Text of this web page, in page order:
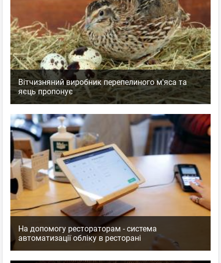
Вітчизняний виробник перепелиного м'яса та
яєць пропонує
На допомогу рестораторам - система
автоматизації обліку в ресторані